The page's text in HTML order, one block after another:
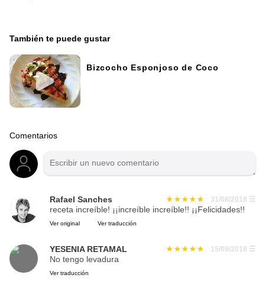
También te puede gustar
Bizcocho Esponjoso de Coco
Comentarios
Rafael Sanches 31/08/2018 ☰
receta increíble! ¡¡increíble increíble!! ¡¡Felicidades!!
Ver original Ver traducción
YESENIA RETAMAL 15/09/2018 ☰
No tengo levadura
Ver traducción